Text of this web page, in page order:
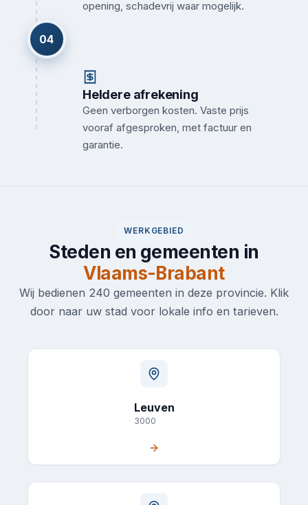
opening, schadevrij waar mogelijk.
04
Heldere afrekening
Geen verborgen kosten. Vaste prijs
vooraf afgesproken, met factuur en
garantie.
WERKGEBIED
Steden en gemeenten in
Vlaams-Brabant
Wij bedienen 240 gemeenten in deze provincie. Klik
door naar uw stad voor lokale info en tarieven.
Leuven
3000